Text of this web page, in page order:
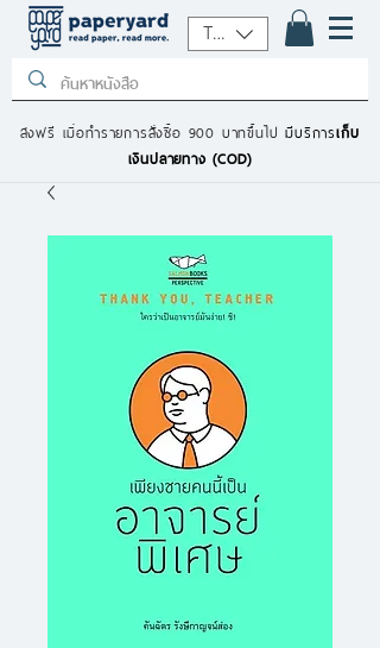
THB (฿)
ส่งฟรี เมื่อทำรายการสั่งซื้อ 900 บาทขึ้นไปมีบริการเก็บ
เงินปลายทาง (COD)